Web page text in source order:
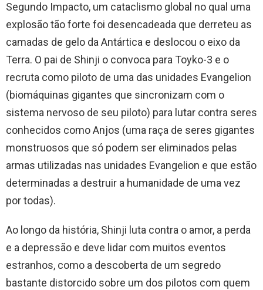
Segundo Impacto, um cataclismo global no qual uma
explosão tão forte foi desencadeada que derreteu as
camadas de gelo da Antártica e deslocou o eixo da
Terra. O pai de Shinji o convoca para Toyko-3 e o
recruta como piloto de uma das unidades Evangelion
(biomáquinas gigantes que sincronizam com o
sistema nervoso de seu piloto) para lutar contra seres
conhecidos como Anjos (uma raça de seres gigantes
monstruosos que só podem ser eliminados pelas
armas utilizadas nas unidades Evangelion e que estão
determinadas a destruir a humanidade de uma vez
por todas).
Ao longo da história, Shinji luta contra o amor, a perda
e a depressão e deve lidar com muitos eventos
estranhos, como a descoberta de um segredo
bastante distorcido sobre um dos pilotos com quem